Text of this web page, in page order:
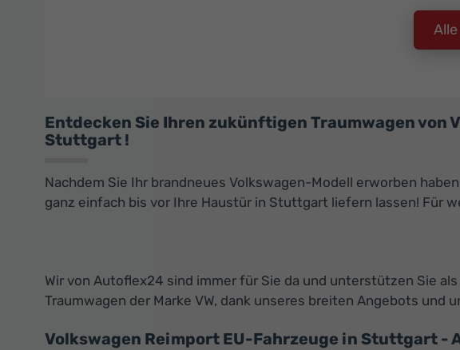
Entdecken Sie Ihren zukünftigen Traumwagen von
Stuttgart !
Nachdem Sie Ihr brandneues Volkswagen-Modell erworben
ganz einfach bis vor Ihre Haustür in Stuttgart liefern lassen! Für
Wir von Autoflex24 sind immer für Sie da und unterstützen Sie
Traumwagen der Marke VW, dank unseres breiten Angebots und
Volkswagen Reimport EU-Fahrzeuge in Stuttgart